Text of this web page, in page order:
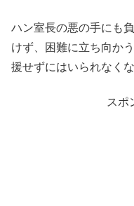
ハン室長の悪の手にも
けず、困難に立ち向か
援せずにはいられなくな
スポ